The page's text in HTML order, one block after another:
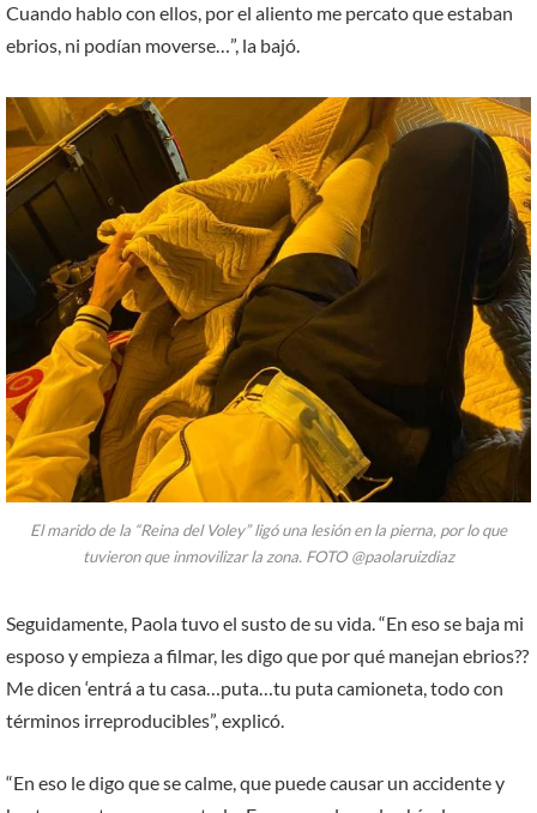
Cuando hablo con ellos, por el aliento me percato que estaban
ebrios, ni podían moverse…”, la bajó.
El marido de la “Reina del Voley” ligó una lesión en la pierna, por lo que
tuvieron que inmovilizar la zona. FOTO @paolaruizdiaz
Seguidamente, Paola tuvo el susto de su vida. “En eso se baja mi
esposo y empieza a filmar, les digo que por qué manejan ebrios??
Me dicen ‘entrá a tu casa…puta…tu puta camioneta, todo con
términos irreproducibles”, explicó.
“En eso le digo que se calme, que puede causar un accidente y